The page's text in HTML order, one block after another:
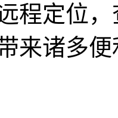
程定位
来诸多便